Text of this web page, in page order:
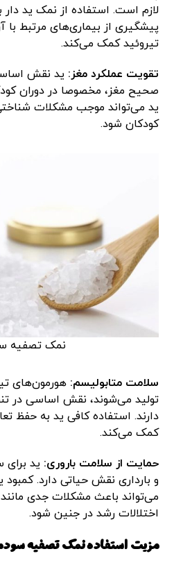
لازم است. استفاده از نمک ید دار
پیشگیری از بیماری‌های مرتبط با
تیروئید کمک می‌کند.
تقویت عملکرد مغز: ید نقش
صحیح مغز، مخصوصا در دوران
ید می‌تواند موجب مشکلات
کودکان شود.
نمک تصفیه
سلامت متابولیسم: هورمون‌های
تولید می‌شوند، نقش اساسی در
دارند. استفاده کافی ید به حفظ
کمک می‌کند.
حمایت از سلامت باروری: ید
و بارداری نقش حیاتی دارد. کمبود
می‌تواند باعث مشکلات جدی
اختلالات رشد در جنین شود.
مزیت استفاده نمک تصفیه